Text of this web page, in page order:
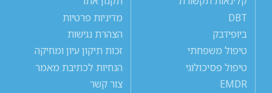
DBT
ביופידבק
טיפול משפחתי
טיפול פסיכולוגי
EMDR
מדיניות פרטיות
הצהרת נגישות
זכות תיקון עיון ומחיקה
הנחיות לכתיבת מאמר
צור קשר